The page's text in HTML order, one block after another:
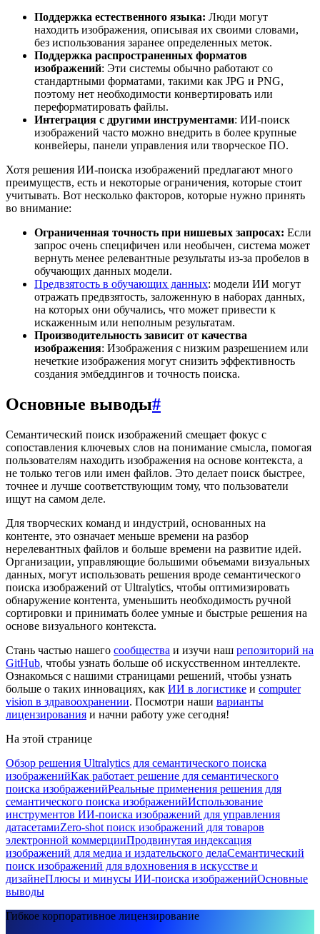
Поддержка естественного языка: Люди могут
находить изображения, описывая их своими словами,
без использования заранее определенных меток.
Поддержка распространенных форматов
изображений: Эти системы обычно работают со
стандартными форматами, такими как JPG и PNG,
поэтому нет необходимости конвертировать или
переформатировать файлы.
Интеграция с другими инструментами: ИИ-поиск
изображений часто можно внедрить в более крупные
конвейеры, панели управления или творческое ПО.
Хотя решения ИИ-поиска изображений предлагают много
преимуществ, есть и некоторые ограничения, которые стоит
учитывать. Вот несколько факторов, которые нужно принять
во внимание:
Ограниченная точность при нишевых запросах: Если
запрос очень специфичен или необычен, система может
вернуть менее релевантные результаты из-за пробелов в
обучающих данных модели.
Предвзятость в обучающих данных: модели ИИ могут
отражать предвзятость, заложенную в наборах данных,
на которых они обучались, что может привести к
искаженным или неполным результатам.
Производительность зависит от качества
изображения: Изображения с низким разрешением или
нечеткие изображения могут снизить эффективность
создания эмбеддингов и точность поиска.
Основные выводы#
Семантический поиск изображений смещает фокус с
сопоставления ключевых слов на понимание смысла, помогая
пользователям находить изображения на основе контекста, а
не только тегов или имен файлов. Это делает поиск быстрее,
точнее и лучше соответствующим тому, что пользователи
ищут на самом деле.
Для творческих команд и индустрий, основанных на
контенте, это означает меньше времени на разбор
нерелевантных файлов и больше времени на развитие идей.
Организации, управляющие большими объемами визуальных
данных, могут использовать решения вроде семантического
поиска изображений от Ultralytics, чтобы оптимизировать
обнаружение контента, уменьшить необходимость ручной
сортировки и принимать более умные и быстрые решения на
основе визуального контекста.
Стань частью нашего сообщества и изучи наш репозиторий на
GitHub, чтобы узнать больше об искусственном интеллекте.
Ознакомься с нашими страницами решений, чтобы узнать
больше о таких инновациях, как ИИ в логистике и computer
vision в здравоохранении. Посмотри наши варианты
лицензирования и начни работу уже сегодня!
На этой странице
Обзор решения Ultralytics для семантического поиска
изображенийКак работает решение для семантического
поиска изображенийРеальные применения решения для
семантического поиска изображенийИспользование
инструментов ИИ-поиска изображений для управления
датасетамиZero-shot поиск изображений для товаров
электронной коммерцииПродвинутая индексация
изображений для медиа и издательского делаСемантический
поиск изображений для вдохновения в искусстве и
дизайнеПлюсы и минусы ИИ-поиска изображенийОсновные
выводы
Гибкое корпоративное лицензирование